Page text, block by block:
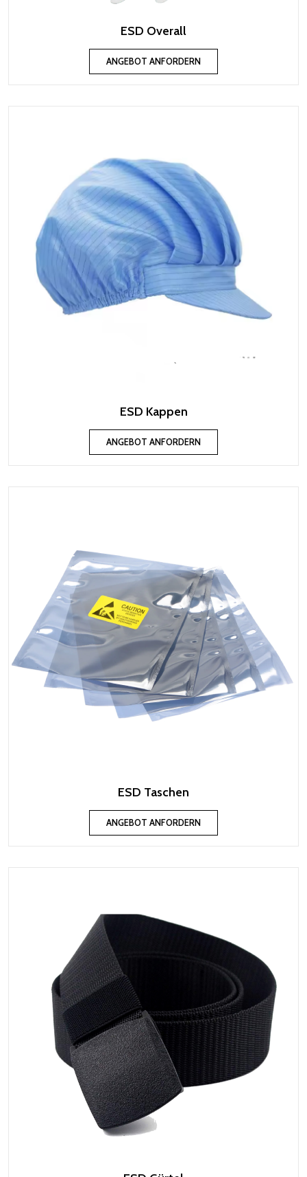
ESD Overall
ANGEBOT ANFORDERN
ESD Kappen
ANGEBOT ANFORDERN
ESD Taschen
ANGEBOT ANFORDERN